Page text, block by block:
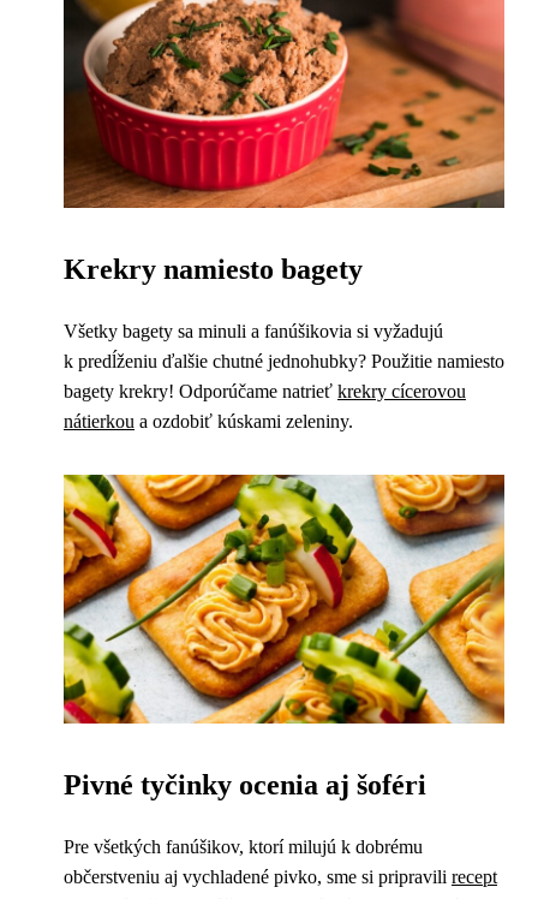
Krekry namiesto bagety
Všetky bagety sa minuli a fanúšikovia si vyžadujú
k predĺženiu ďalšie chutné jednohubky? Použitie namiesto
bagety krekry! Odporúčame natrieť krekry cícerovou
nátierkou a ozdobiť kúskami zeleniny.
Pivné tyčinky ocenia aj šoféri
Pre všetkých fanúšikov, ktorí milujú k dobrému
občerstveniu aj vychladené pivko, sme si pripravili recept